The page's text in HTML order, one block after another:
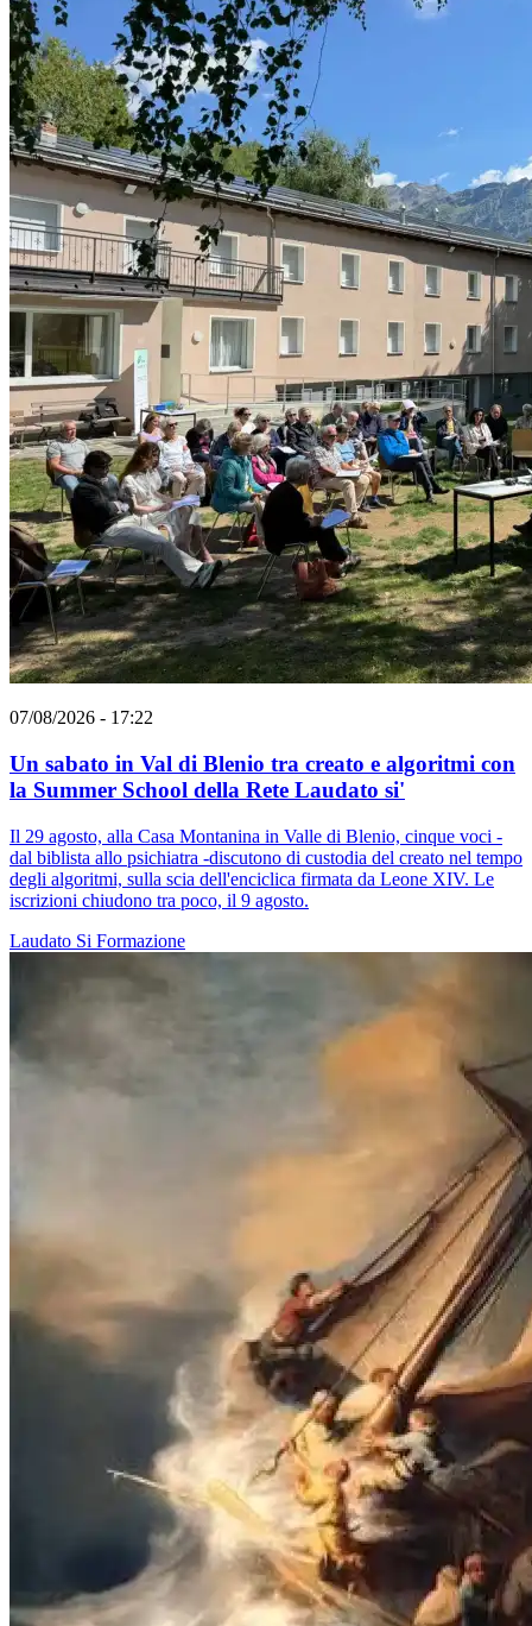
07/08/2026 - 17:22
Un sabato in Val di Blenio tra creato e algoritmi con
la Summer School della Rete Laudato si'
Il 29 agosto, alla Casa Montanina in Valle di Blenio, cinque voci -
dal biblista allo psichiatra -discutono di custodia del creato nel tempo
degli algoritmi, sulla scia dell'enciclica firmata da Leone XIV. Le
iscrizioni chiudono tra poco, il 9 agosto.
Laudato Si Formazione